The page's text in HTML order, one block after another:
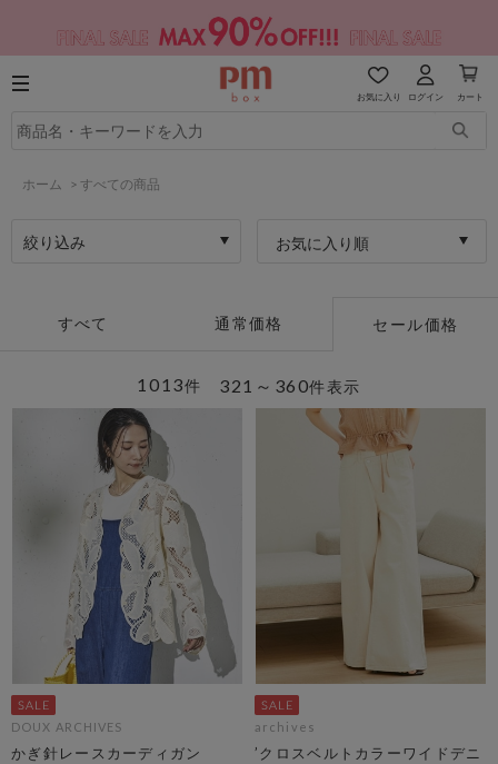
お気に入り ログイン カート
ホーム > すべての商品
絞り込み お気に入り順
すべて 通常価格 セール価格
321～360件表示
1013件
DOUX ARCHIVES
かぎ針レースカーディガン
archives
’クロスベルトカラーワイドデニ